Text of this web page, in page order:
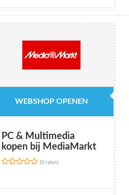
WEBSHOP OPENEN
PC & Multimedia
kopen bij MediaMarkt
(0 rates)